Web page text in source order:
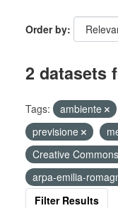
Order by
2 datasets
Tags: ambiente
previsione
Creative
arpa-emilia-
Filter Results